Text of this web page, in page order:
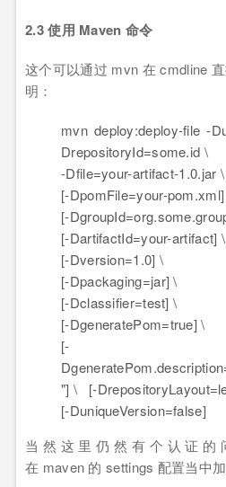
2.3 使用 Maven 命令
这个可以通过 mvn 在 cmdline
明：
mvn deploy:deploy-file-
DrepositoryId=some.id \
-Dfile=your-artifact-1.0.jar \
[-DpomFile=your-
[-DgroupId=org
[-DartifactId=your-artifact] \
[-Dversion=1.0] \
[-Dpackaging=jar] \
[-Dclassifier=test] \
[-DgeneratePom=true] \
[-
DgeneratePom.description
"] \ [-DrepositoryLayout=
[-DuniqueVersion=false]
当然这里仍然有个认证的
在 maven 的 settings 配置当中加